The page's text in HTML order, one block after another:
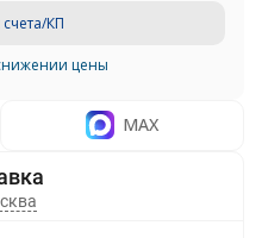
КП
цены
MAX